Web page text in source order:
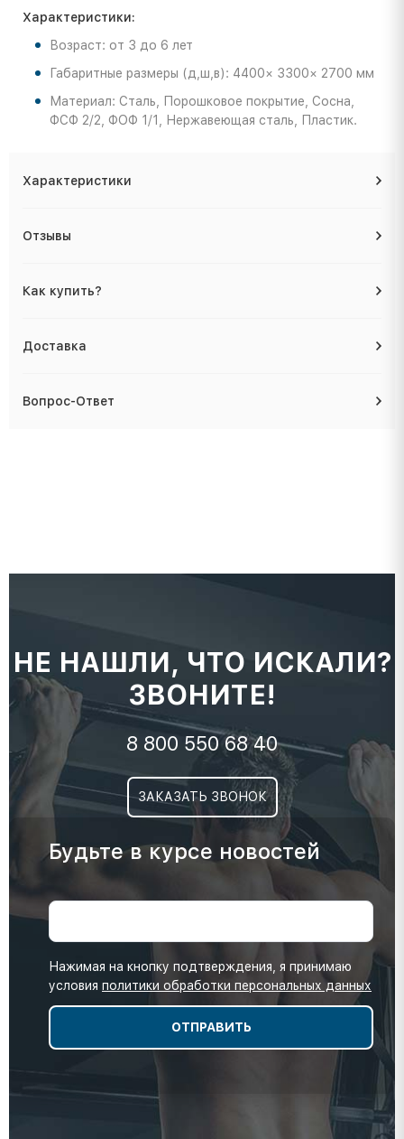
Характеристики:
Возраст: от 3 до 6 лет
Габаритные размеры (д,ш,в): 4400× 3300× 2700 мм
Материал: Сталь, Порошковое покрытие, Сосна,
ФСФ 2/2, ФОФ 1/1, Нержавеющая сталь, Пластик.
Характеристики
Отзывы
Как купить?
Доставка
Вопрос-Ответ
НЕ НАШЛИ, ЧТО ИСКАЛИ?
ЗВОНИТЕ!
8 800 550 68 40
ЗАКАЗАТЬ ЗВОНОК
Будьте в курсе новостей
Нажимая на кнопку подтверждения, я принимаю
условия политики обработки персональных данных